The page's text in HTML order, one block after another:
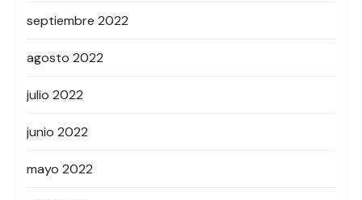
septiembre 2022
agosto 2022
julio 2022
junio 2022
mayo 2022